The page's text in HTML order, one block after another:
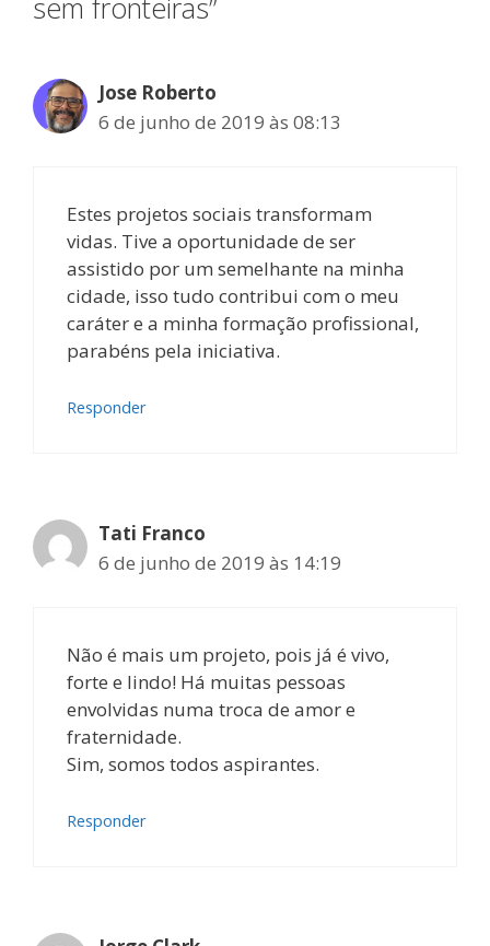
Jose Roberto
6 de junho de 2019 às 08:13
Estes projetos sociais transformam
vidas. Tive a oportunidade de ser
assistido por um semelhante na minha
cidade, isso tudo contribui com o meu
caráter e a minha formação profissional,
parabéns pela iniciativa.
Responder
Tati Franco
6 de junho de 2019 às 14:19
Não é mais um projeto, pois já é vivo,
forte e lindo! Há muitas pessoas
envolvidas numa troca de amor e
fraternidade.
Sim, somos todos aspirantes.
Responder